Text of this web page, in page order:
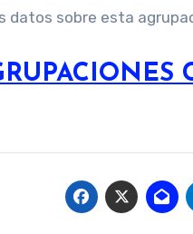
datos sobre esta